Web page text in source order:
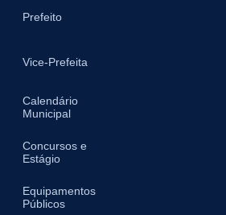
Prefeito
Vice-Prefeita
Calendário
Municipal
Concursos e
Estágio
Equipamentos
Públicos